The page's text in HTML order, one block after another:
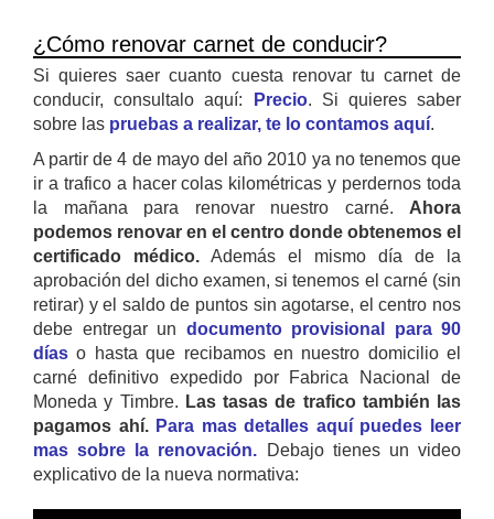
¿Cómo renovar carnet de conducir?
Si quieres saer cuanto cuesta renovar tu carnet de
conducir, consultalo aquí:
Precio. Si quieres saber
sobre las pruebas a realizar, te lo contamos aquí.
A partir de 4 de mayo del año 2010 ya no tenemos que
ir a trafico a hacer colas kilométricas y perdernos toda
la mañana para renovar nuestro carné. Ahora
podemos renovar en el centro donde obtenemos el
certificado médico. Además el mismo día de la
aprobación del dicho examen, si tenemos el carné (sin
retirar) y el saldo de puntos sin agotarse, el centro nos
debe entregar un documento provisional para 90
días o hasta que recibamos en nuestro domicilio el
carné definitivo expedido por Fabrica Nacional de
Moneda y Timbre. Las tasas de trafico también las
pagamos ahí. Para mas detalles aquí puedes leer
mas sobre la renovación. Debajo tienes un video
explicativo de la nueva normativa: